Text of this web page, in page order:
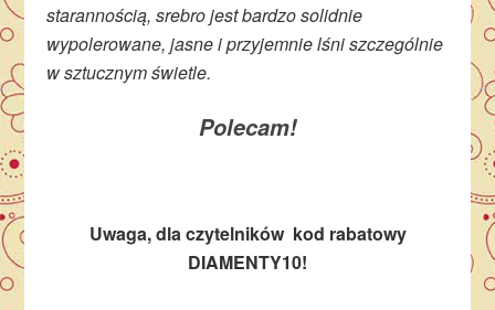
starannością, srebro jest bardzo solidnie
wypolerowane, jasne i przyjemnie lśni szczególnie
w sztucznym świetle.
Polecam!
Uwaga, dla czytelników kod rabatowy
DIAMENTY10!